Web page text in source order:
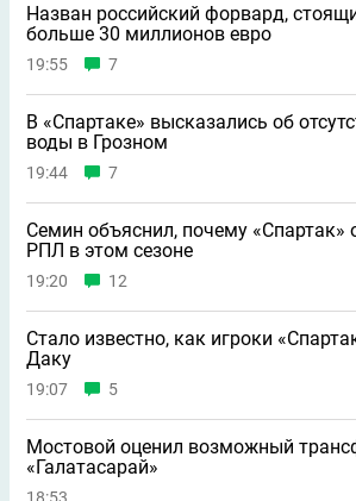
Назван российский форвард,
больше 30 миллионов евро
19:55 7
В «Спартаке» высказались об
воды в Грозном
19:44 7
Семин объяснил, почему «Спартак»
РПЛ в этом сезоне
19:20 12
Стало известно, как игроки
Даку
19:07 5
Мостовой оценил возможный
«Галатасарай»
18:53